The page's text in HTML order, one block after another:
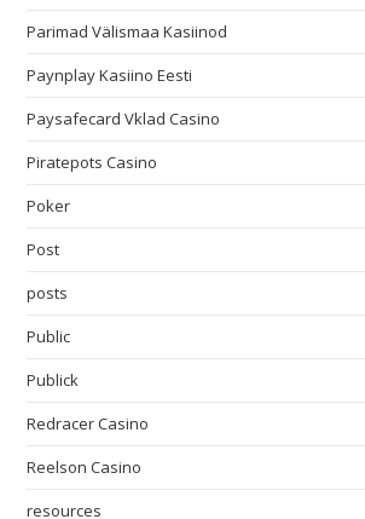
Parimad Välismaa Kasiinod
Paynplay Kasiino Eesti
Paysafecard Vklad Casino
Piratepots Casino
Poker
Post
posts
Public
Publick
Redracer Casino
Reelson Casino
resources